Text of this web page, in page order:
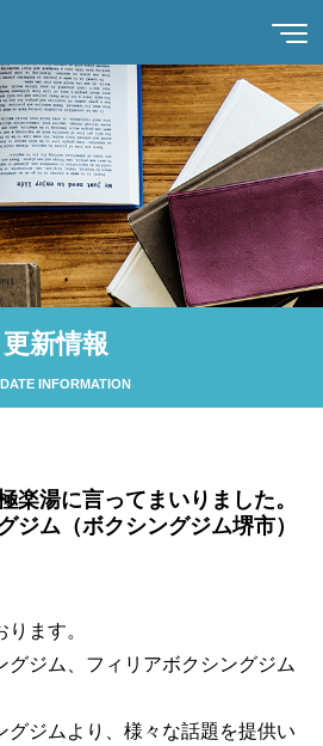
更新情報
INFORMATION
楽湯に言ってまいりました。
ジム（ボクシングジム堺市）
ます。
グジム、フィリアボクシングジム
グジムより、様々な話題を提供い